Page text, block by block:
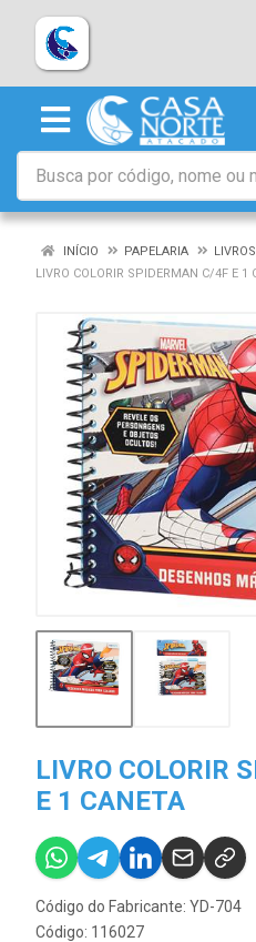
INÍCIO PAPELARIA
LIVRO COLORIR SPIDERMAN C/4F E 1
LIVRO COLORIR
E 1 CANETA
Código do Fabricante: YD-704
Código: 116027